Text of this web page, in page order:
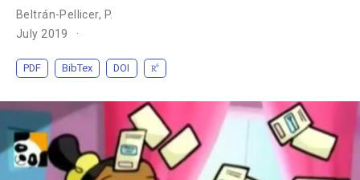
Beltrán-Pellicer, P.
July 2019
PDF BibTex DOI